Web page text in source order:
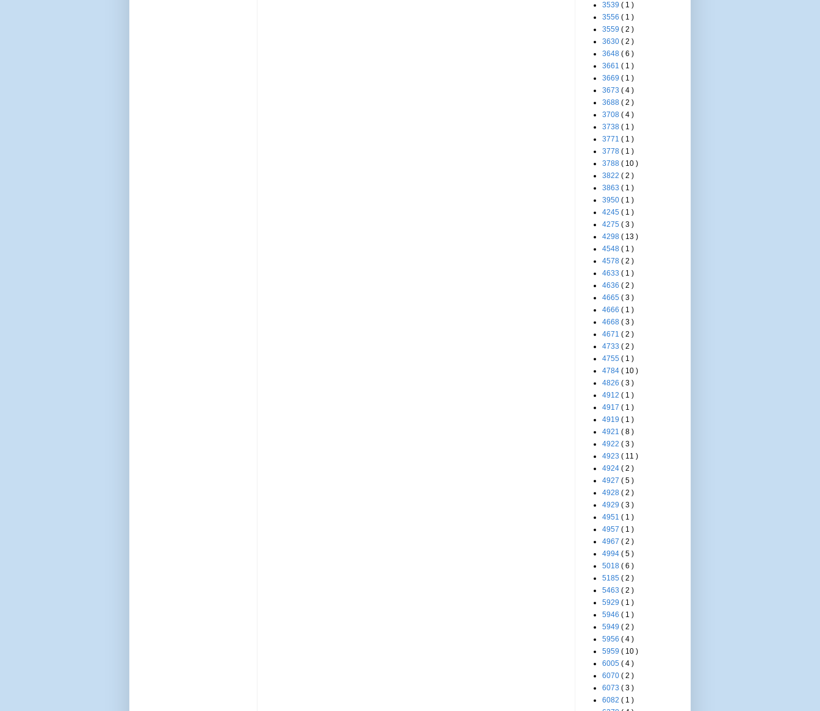
3539 ( 1 )
3556 ( 1 )
3559 ( 2 )
3630 ( 2 )
3648 ( 6 )
3661 ( 1 )
3669 ( 1 )
3673 ( 4 )
3688 ( 2 )
3708 ( 4 )
3738 ( 1 )
3771 ( 1 )
3778 ( 1 )
3788 ( 10 )
3822 ( 2 )
3863 ( 1 )
3950 ( 1 )
4245 ( 1 )
4275 ( 3 )
4298 ( 13 )
4548 ( 1 )
4578 ( 2 )
4633 ( 1 )
4636 ( 2 )
4665 ( 3 )
4666 ( 1 )
4668 ( 3 )
4671 ( 2 )
4733 ( 2 )
4755 ( 1 )
4784 ( 10 )
4826 ( 3 )
4912 ( 1 )
4917 ( 1 )
4919 ( 1 )
4921 ( 8 )
4922 ( 3 )
4923 ( 11 )
4924 ( 2 )
4927 ( 5 )
4928 ( 2 )
4929 ( 3 )
4951 ( 1 )
4957 ( 1 )
4967 ( 2 )
4994 ( 5 )
5018 ( 6 )
5185 ( 2 )
5463 ( 2 )
5929 ( 1 )
5946 ( 1 )
5949 ( 2 )
5956 ( 4 )
5959 ( 10 )
6005 ( 4 )
6070 ( 2 )
6073 ( 3 )
6082 ( 1 )